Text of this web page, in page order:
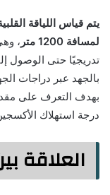
يتم قياس اللياقة
لمسافة 1200 متر
،
تدريجيًا حتى الوصول
بالجهد عبر دراجات
بهدف التعرف على
درجة استهلاك
العلاقة